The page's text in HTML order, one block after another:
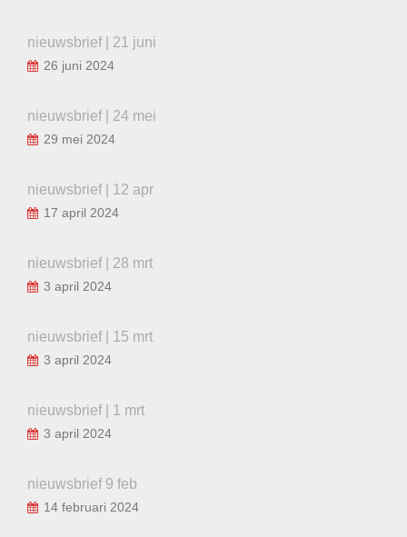
nieuwsbrief | 21 juni
26 juni 2024
nieuwsbrief | 24 mei
29 mei 2024
nieuwsbrief | 12 apr
17 april 2024
nieuwsbrief | 28 mrt
3 april 2024
nieuwsbrief | 15 mrt
3 april 2024
nieuwsbrief | 1 mrt
3 april 2024
nieuwsbrief 9 feb
14 februari 2024